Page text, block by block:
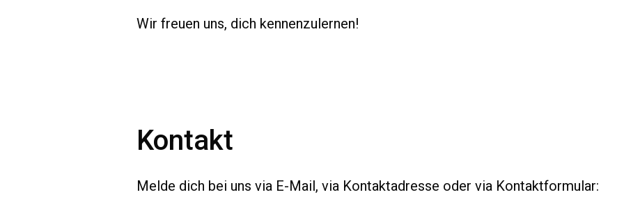
Wir freuen uns, dich kennenzulernen!
Kontakt
Melde dich bei uns via E-Mail, via Kontaktadresse oder via Kontaktformular: